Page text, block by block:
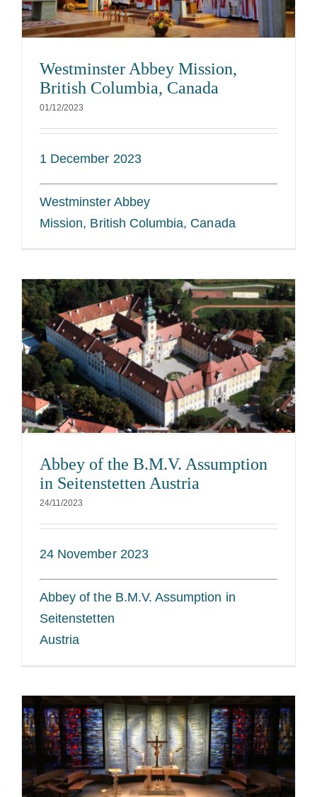
Die Medaille des Heiligen Benedikt
NEXUS
OSB.org Archiv
Westminster Abbey Mission,
British Columbia, Canada
01/12/2023
1 December 2023
Westminster Abbey
Mission, British Columbia, Canada
Abbey of the B.M.V. Assumption
in Seitenstetten Austria
24/11/2023
24 November 2023
Abbey of the B.M.V. Assumption in
Seitenstetten
Austria